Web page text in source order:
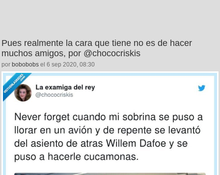
Pues realmente la cara que tiene no es de hacer
muchos amigos, por @chococriskis
por bobobobs el 6 sep 2020, 08:30